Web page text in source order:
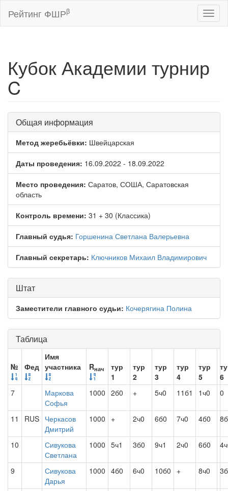
Рейтинг ФШРβ
Кубок Академии турнир
C
Общая информация
Метод жеребьёвки: Швейцарская
Даты проведения: 16.09.2022 - 18.09.2022
Место проведения: Саратов, СОША, Саратовская
область
Контроль времени: 31 + 30 (Классика)
Главный судья: Горшенина Светлана Валерьевна
Главный секретарь: Ключников Михаил Владимирович
Штат
Заместители главного судьи: Кочерягина Полина
Таблица
№ Фед
Имя
участника
Rнач
тур
1
тур
2
тур
3
тур
4
тур
5
6
7
Маркова
Софья
1000 2б0 + 5ч0 11б1 1ч0 0
11 RUS Черкасов
Дмитрий
1000 + 2ч0 6б0 7ч0 4б0
10
Сивукова
Светлана
1000 5ч1 3б0 9ч1 2ч0 6б0
9
Сивукова
Дарья
1000 4б0 6ч0 10б0 + 8ч0